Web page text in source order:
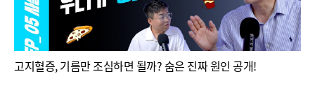
고지혈증, 기름만 조심하면 될까? 숨은 진짜 원인 공개!